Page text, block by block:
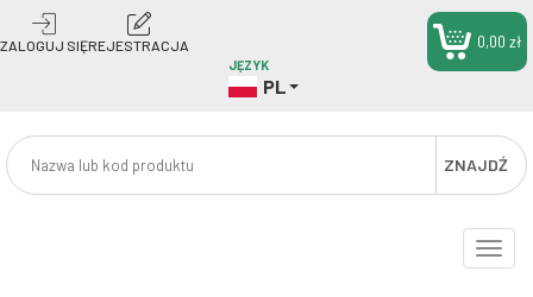
ZALOGUJ SIĘREJESTRACJA
JĘZYK
PL
ZNAJDŹ
0,00 zł
Toggle